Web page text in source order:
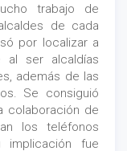
trabajo de
de cada
por localizar a
al ser alcaldías
además de las
Se consiguió
colaboración de
los teléfonos
implicación fue